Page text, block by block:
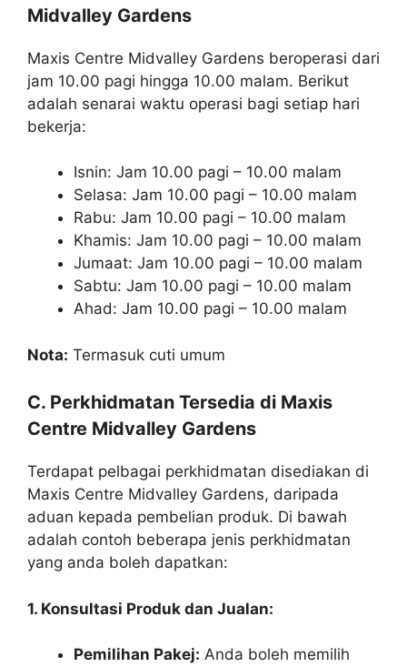
Midvalley Gardens
Maxis Centre Midvalley Gardens beroperasi dari
jam 10.00 pagi hingga 10.00 malam. Berikut
adalah senarai waktu operasi bagi setiap hari
bekerja:
Isnin: Jam 10.00 pagi – 10.00 malam
Selasa: Jam 10.00 pagi – 10.00 malam
Rabu: Jam 10.00 pagi – 10.00 malam
Khamis: Jam 10.00 pagi – 10.00 malam
Jumaat: Jam 10.00 pagi – 10.00 malam
Sabtu: Jam 10.00 pagi – 10.00 malam
Ahad: Jam 10.00 pagi – 10.00 malam
Nota: Termasuk cuti umum
C. Perkhidmatan Tersedia di Maxis
Centre Midvalley Gardens
Terdapat pelbagai perkhidmatan disediakan di
Maxis Centre Midvalley Gardens, daripada
aduan kepada pembelian produk. Di bawah
adalah contoh beberapa jenis perkhidmatan
yang anda boleh dapatkan:
1. Konsultasi Produk dan Jualan:
Pemilihan Pakej: Anda boleh memilih